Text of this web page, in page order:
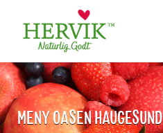
for:
MENY OASEN HAUGESUND